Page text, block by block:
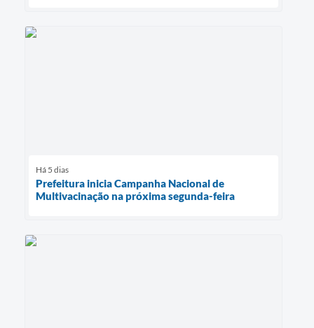
Há 5 dias
Prefeitura inicia Campanha Nacional de
Multivacinação na próxima segunda-feira